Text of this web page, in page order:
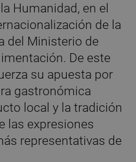
Humanidad, en el
de la
del Ministerio de
De este
su apuesta por
gastronómica
local y la tradición
las expresiones
representativas de